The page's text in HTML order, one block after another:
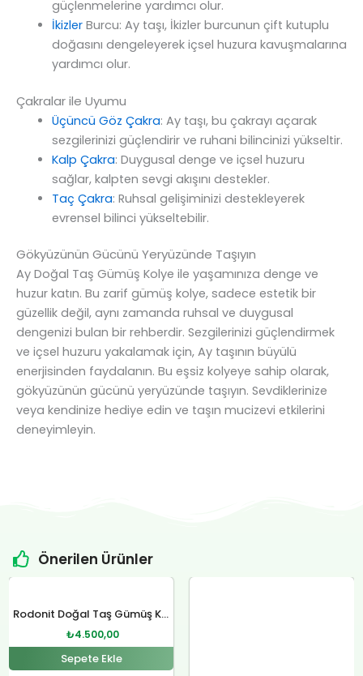
güçlenmelerine yardımcı olur.
İkizlerBurcu: Ay taşı, İkizler burcunun çift kutuplu
doğasını dengeleyerek içsel huzura kavuşmalarına
yardımcı olur.
Çakralar ile Uyumu
Üçüncü Göz Çakra: Ay taşı, bu çakrayı açarak
sezgilerinizi güçlendirir ve ruhani bilincinizi yükseltir.
Kalp Çakra: Duygusal denge ve içsel huzuru
sağlar, kalpten sevgi akışını destekler.
Taç Çakra: Ruhsal gelişiminizi destekleyerek
evrensel bilinci yükseltebilir.
Gökyüzünün Gücünü Yeryüzünde Taşıyın
Ay Doğal Taş Gümüş Kolye ile yaşamınıza denge ve
huzur katın. Bu zarif gümüş kolye, sadece estetik bir
güzellik değil, aynı zamanda ruhsal ve duygusal
dengenizi bulan bir rehberdir. Sezgilerinizi güçlendirmek
ve içsel huzuru yakalamak için, Ay taşının büyülü
enerjisinden faydalanın. Bu eşsiz kolyeye sahip olarak,
gökyüzünün gücünü yeryüzünde taşıyın. Sevdiklerinize
veya kendinize hediye edin ve taşın mucizevi etkilerini
deneyimleyin.
Önerilen Ürünler
Rodonit Doğal Taş Gümüş Kolye
₺4.800,00.
₺4.500,00
₺4.500,00.
Sepete Ekle